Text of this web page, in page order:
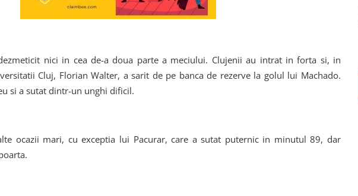
nici in cea de-a doua parte a meciului. Clujenii au intrat in forta si, in
Cluj, Florian Walter, a sarit de pe banca de rezerve la golul lui Machado.
si a sutat dintr-un unghi dificil.
ocazii mari, cu exceptia lui Pacurar, care a sutat puternic in minutul 89, dar